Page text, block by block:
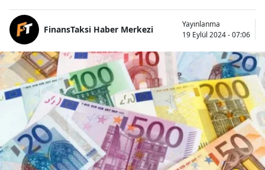
FinansTaksi Haber Merkezi
Yayınlanma
19 Eylül 2024 - 07:06